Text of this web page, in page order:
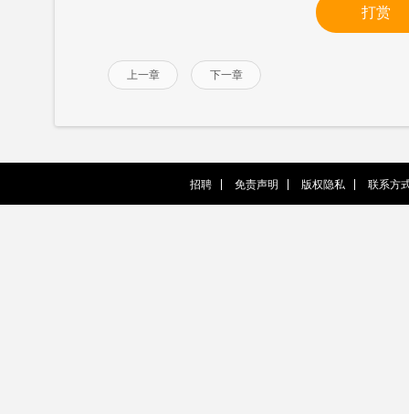
打赏
上一章 下一章
招聘 免责声明 版权隐私 联系方